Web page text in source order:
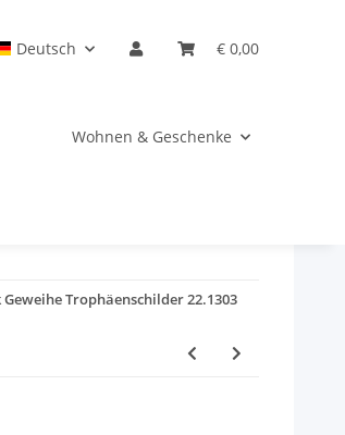
Deutsch € 0,00
Wohnen & Geschenke
Geweihe Trophäenschilder 22.1303